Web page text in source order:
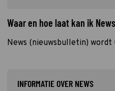
Waar en hoe laat kan ik
News (nieuwsbulletin) wordt
INFORMATIE OVER NEWS